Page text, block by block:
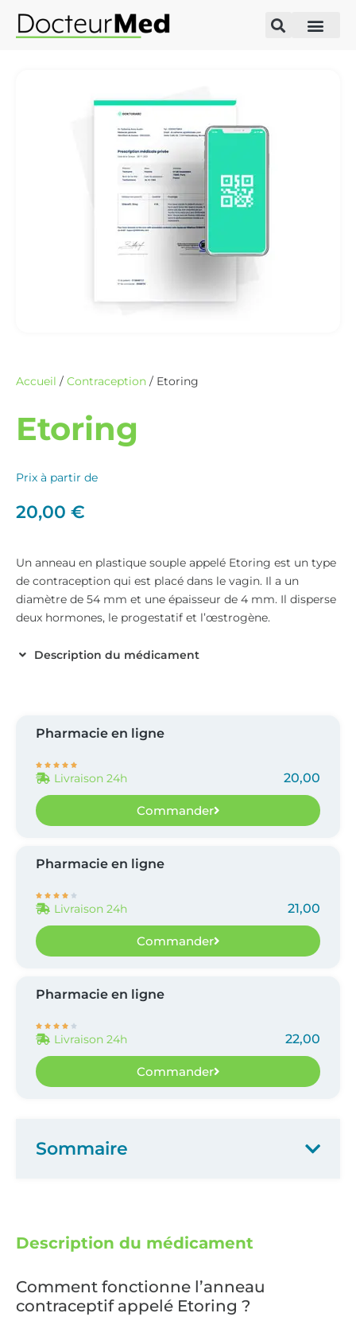
Accueil / Contraception / Etoring
Etoring
Prix à partir de
20,00 €
Un anneau en plastique souple appelé Etoring est un type
de contraception qui est placé dans le vagin. Il a un
diamètre de 54 mm et une épaisseur de 4 mm. Il disperse
deux hormones, le progestatif et l’œstrogène.
Description du médicament
Pharmacie en ligne
    
Livraison 24h 20,00
Commander
Pharmacie en ligne
    
Livraison 24h 21,00
Commander
Pharmacie en ligne
    
Livraison 24h 22,00
Commander
Description du médicament
Comment fonctionne l’anneau
contraceptif appelé Etoring ?
Sommaire